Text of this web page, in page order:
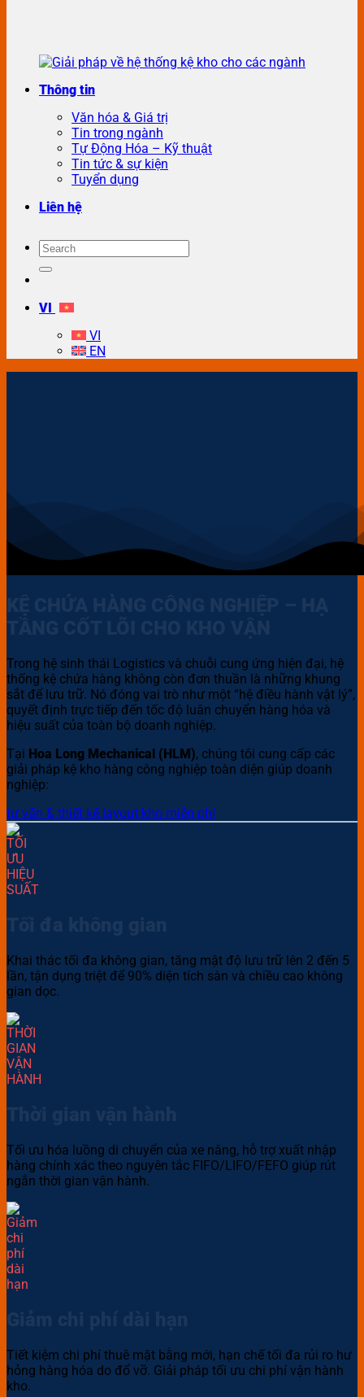
Thông tin
Văn hóa & Giá trị
Tin trong ngành
Tự Động Hóa – Kỹ thuật
Tin tức & sự kiện
Tuyển dụng
Liên hệ
VI
VI
EN
Trong hệ sinh thái Logistics và chuỗi cung ứng hiện đại, hệ
thống kệ chứa hàng không còn đơn thuần là những khung
sắt để lưu trữ. Nó đóng vai trò như một “hệ điều hành vật lý”,
quyết định trực tiếp đến tốc độ luân chuyển hàng hóa và
hiệu suất của toàn bộ doanh nghiệp.
Tại Hoa Long Mechanical (HLM), chúng tôi cung cấp các
giải pháp kệ kho hàng công nghiệp toàn diện giúp doanh
nghiệp:
tư vấn & thiết kế layout kho miễn phí
Khai thác tối đa không gian, tăng mật độ lưu trữ lên 2 đến 5
lần, tận dụng triệt để 90% diện tích sàn và chiều cao không
gian dọc.
Tối ưu hóa luồng di chuyển của xe nâng, hỗ trợ xuất nhập
hàng chính xác theo nguyên tắc FIFO/LIFO/FEFO giúp rút
ngắn thời gian vận hành.
Tiết kiệm chi phí thuê mặt bằng mới, hạn chế tối đa rủi ro hư
hỏng hàng hóa do đổ vỡ. Giải pháp tối ưu chi phí vận hành
kho.